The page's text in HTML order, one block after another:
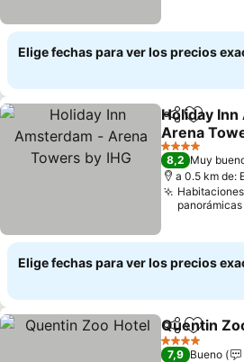
Elige fechas para ver los precios
Compartir
Holiday
Arena
4 Estrellas
8,2 Muy
a 0.5 km de:
panorámicas
Elige fechas para ver los precios
Compartir
Quentin
4 Estrellas
7,9 Bueno